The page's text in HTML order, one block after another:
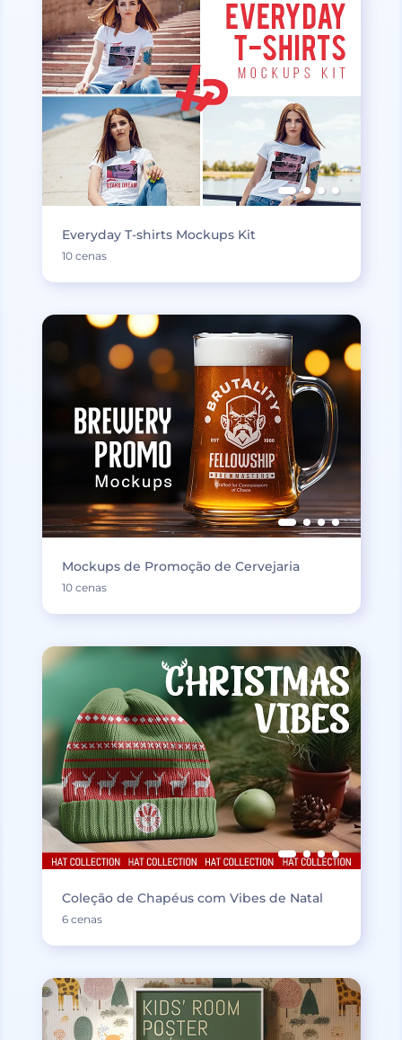
Everyday T-shirts Mockups Kit
10 cenas
Mockups de Promoção de Cervejaria
10 cenas
Coleção de Chapéus com Vibes de Natal
6 cenas